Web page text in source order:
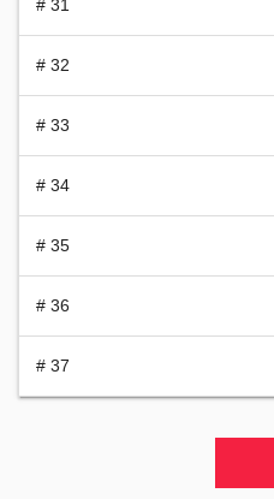
# 31
# 32
# 33
# 34
# 35
# 36
# 37